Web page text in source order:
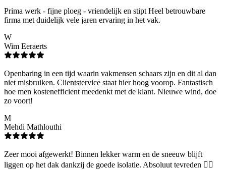
Prima werk - fijne ploeg - vriendelijk en stipt Heel betrouwbare
firma met duidelijk vele jaren ervaring in het vak.
W
Wim Eeraerts
Openbaring in een tijd waarin vakmensen schaars zijn en dit al dan
niet misbruiken. Clientstervice staat hier hoog voorop. Fantastisch
hoe men kostenefficient meedenkt met de klant. Nieuwe wind, doe
zo voort!
M
Mehdi Mathlouthi
Zeer mooi afgewerkt! Binnen lekker warm en de sneeuw blijft
liggen op het dak dankzij de goede isolatie. Absoluut tevreden 👌🏻